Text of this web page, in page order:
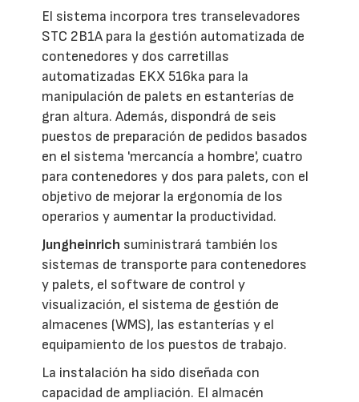
El sistema incorpora tres transelevadores
STC 2B1A para la gestión automatizada de
contenedores y dos carretillas
automatizadas EKX 516ka para la
manipulación de palets en estanterías de
gran altura. Además, dispondrá de seis
puestos de preparación de pedidos basados
en el sistema 'mercancía a hombre', cuatro
para contenedores y dos para palets, con el
objetivo de mejorar la ergonomía de los
operarios y aumentar la productividad.
Jungheinrich suministrará también los
sistemas de transporte para contenedores
y palets, el software de control y
visualización, el sistema de gestión de
almacenes (WMS), las estanterías y el
equipamiento de los puestos de trabajo.
La instalación ha sido diseñada con
capacidad de ampliación. El almacén